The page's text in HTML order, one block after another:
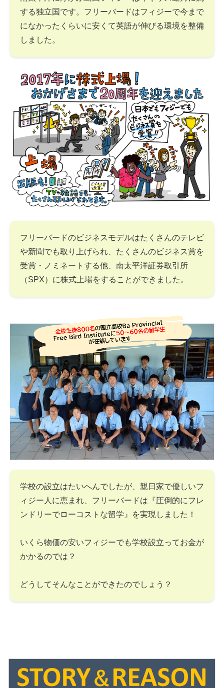
する独立国です。フリーバードはフィジーで今まで
になかったくらいに安くて英語が伸びる環境を整備
しました。
フリーバードのビジネスモデルはたくさんのテレビ
や新聞でも取り上げられ、たくさんのビジネス賞を
受賞・ノミネートする他、南太平洋証券取引所
（SPX）に株式上場をすることができました。
学校の設立はたいへんでしたが、親日家で優しいフ
ィジー人に恵まれ、フリーバードは『圧倒的にフレ
ンドリーでローコストな留学』を実現しました！
いくら物価の安いフィジーでも学校設立ってお金が
かかるのでは？
どうしてそんなことができたのでしょう？